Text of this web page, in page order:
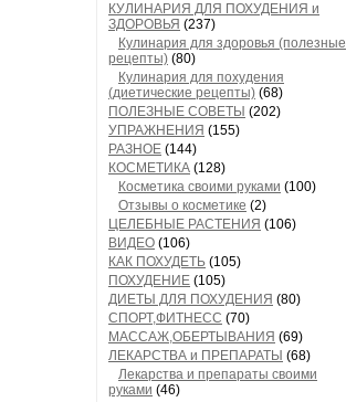
КУЛИНАРИЯ ДЛЯ ПОХУДЕНИЯ и
ЗДОРОВЬЯ (237)
Кулинария для здоровья (полезные
рецепты) (80)
Кулинария для похудения
(диетические рецепты) (68)
ПОЛЕЗНЫЕ СОВЕТЫ (202)
УПРАЖНЕНИЯ (155)
РАЗНОЕ (144)
КОСМЕТИКА (128)
Косметика своими руками (100)
Отзывы о косметике (2)
ЦЕЛЕБНЫЕ РАСТЕНИЯ (106)
ВИДЕО (106)
КАК ПОХУДЕТЬ (105)
ПОХУДЕНИЕ (105)
ДИЕТЫ ДЛЯ ПОХУДЕНИЯ (80)
СПОРТ,ФИТНЕСС (70)
МАССАЖ,ОБЕРТЫВАНИЯ (69)
ЛЕКАРСТВА и ПРЕПАРАТЫ (68)
Лекарства и препараты своими
руками (46)